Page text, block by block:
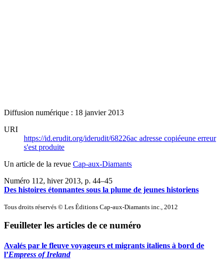
Diffusion numérique : 18 janvier 2013
URI
https://id.erudit.org/iderudit/68226ac adresse copiéeune erreur
s'est produite
Un article de la revue Cap-aux-Diamants
Numéro 112, hiver 2013, p. 44–45
Des histoires étonnantes sous la plume de jeunes historiens
Tous droits réservés © Les Éditions Cap-aux-Diamants inc., 2012
Feuilleter les articles de ce numéro
Avalés par le fleuve voyageurs et migrants italiens à bord de
l’Empress of Ireland